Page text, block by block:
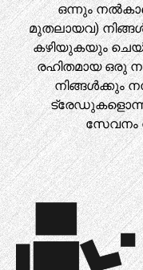
ഒന്നും
മുതലായവ)
കഴിയുകയും
രഹിതമായ ഒരു
നിങ്ങൾക്കും
സേവനം